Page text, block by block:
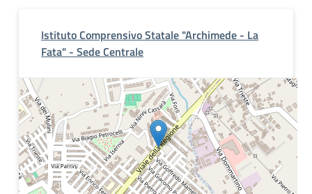
Istituto Comprensivo Statale "Archimede - La
Fata" - Sede Centrale